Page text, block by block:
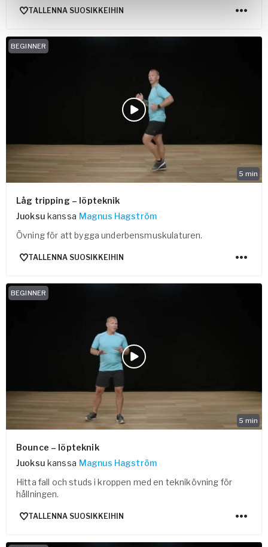
TALLENNA SUOSIKKEIHIN
5 min
BEGINNER
Låg tripping – löpteknik
Juoksu kanssa Magnus Hagström
Övning för att bygga underbensmuskulaturen.
TALLENNA SUOSIKKEIHIN
5 min
BEGINNER
Bounce – löpteknik
Juoksu kanssa Magnus Hagström
Hitta fall och studs i kroppen med en teknikövning för
hållningen.
TALLENNA SUOSIKKEIHIN